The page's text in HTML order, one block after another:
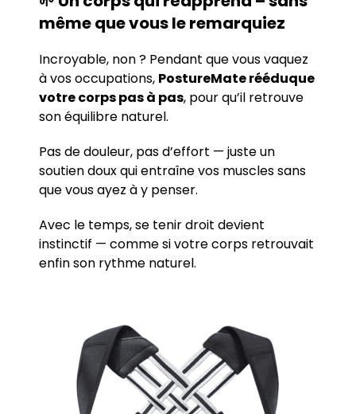
même que vous le remarquiez
Incroyable, non ? Pendant que vous vaquez
à vos occupations, PostureMate rééduque
votre corps pas à pas, pour qu’il retrouve
son équilibre naturel.
Pas de douleur, pas d’effort — juste un
soutien doux qui entraîne vos muscles sans
que vous ayez à y penser.
Avec le temps, se tenir droit devient
instinctif — comme si votre corps retrouvait
enfin son rythme naturel.